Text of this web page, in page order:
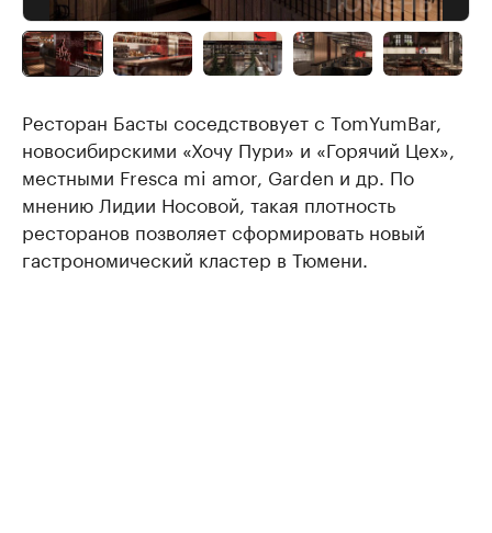
Ресторан Басты соседствовует с TomYumBar,
новосибирскими «Хочу Пури» и «Горячий Цех»,
местными Fresca mi amor, Garden и др. По
мнению Лидии Носовой, такая плотность
ресторанов позволяет сформировать новый
гастрономический кластер в Тюмени.